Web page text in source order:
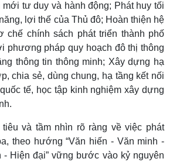
Thị trường
Giá vàng
tư duy và hành động; Phát huy tối
lợi thế của Thủ đô; Hoàn thiện hệ
chế chính sách phát triển thành phố
phương pháp quy hoạch đô thị thông
thông tin thông minh; Xây dựng hạ
chia sẻ, dùng chung, hạ tầng kết nối
tế, học tập kinh nghiệm xây dựng
và tầm nhìn rõ ràng về việc phát
theo hướng “Văn hiến - Văn minh -
- Hiện đại” vững bước vào kỷ nguyên